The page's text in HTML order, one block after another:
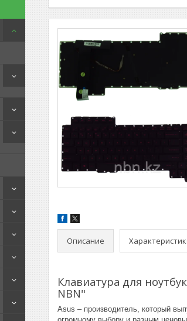
Описание
Клавиатура для
NBN"
Asus – производитель, который